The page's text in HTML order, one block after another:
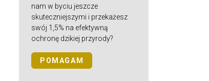
nam w byciu jeszcze
skuteczniejszymi i przekażesz
swój 1,5% na efektywną
ochronę dzikiej przyrody?
POMAGAM